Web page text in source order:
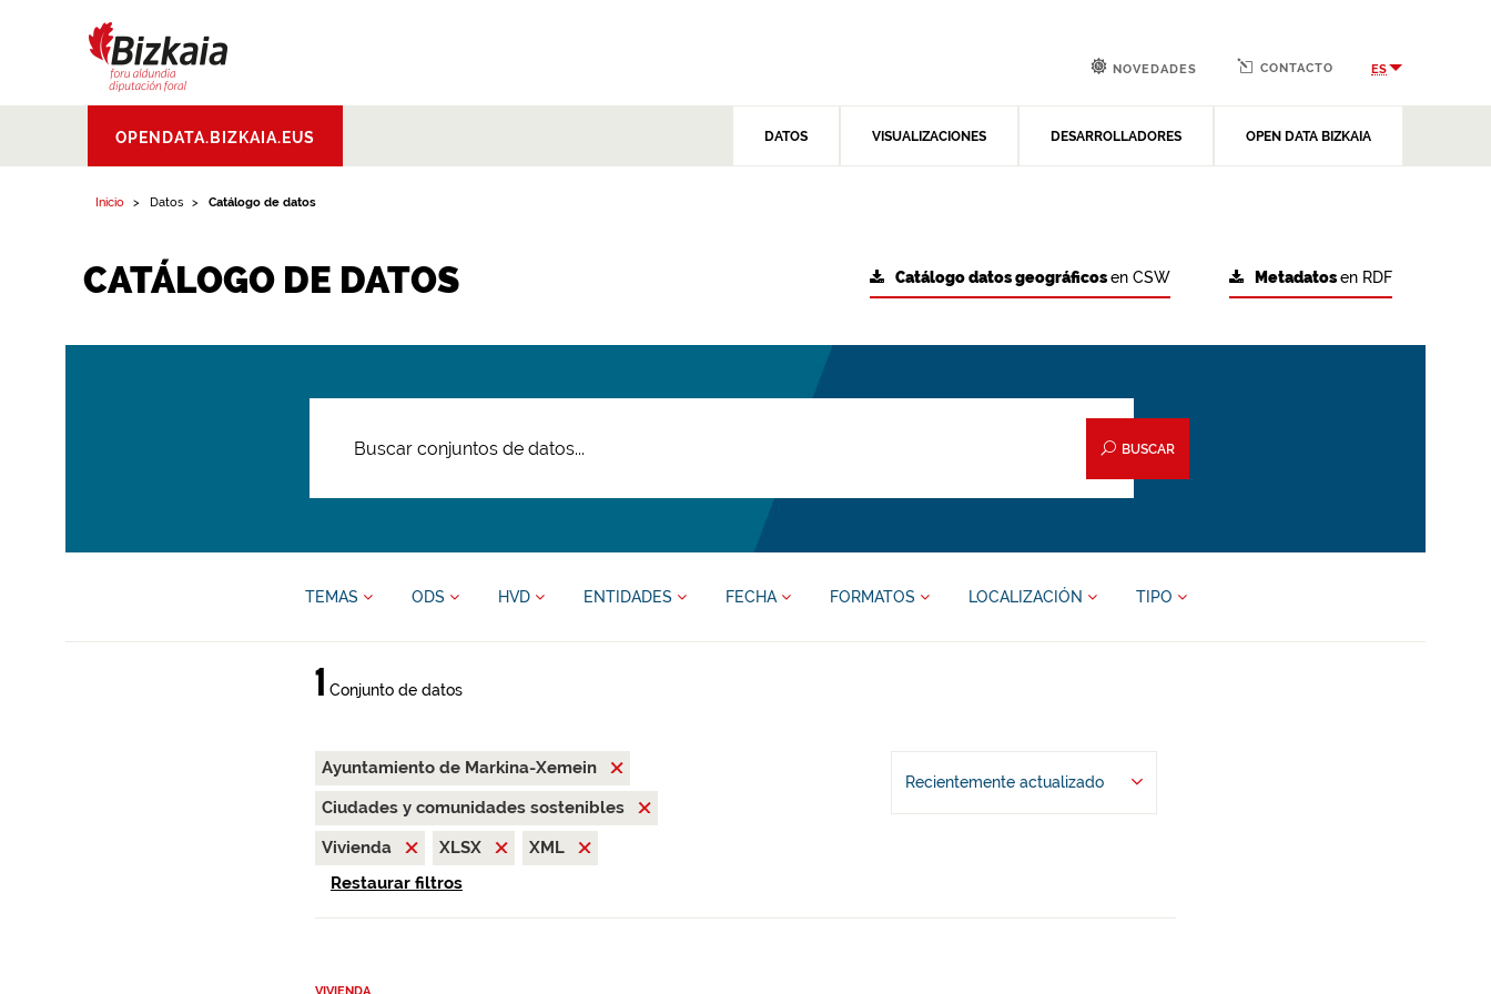
Aldundia.Diputacion
Foral de Bizkaia
OPENDATA.BIZKAIA.EUS DATOS VISUALIZACIONES DESARROLLADORES OPEN DATA BIZKAIA
NOVEDADES CONTACTO ES
Inicio Datos Catálogo de datos
CATÁLOGO DE DATOS Metadatosen RDF
Catálogo datos geográficosen CSW
BUSCAR
TEMAS ODS HVD ENTIDADES FECHA FORMATOS LOCALIZACIÓN TIPO
1 Conjunto de datos
Ayuntamiento de Markina-Xemein
Ciudades y comunidades sostenibles
Vivienda
XLSX
XML
Restaurar filtros
Recientemente actualizado